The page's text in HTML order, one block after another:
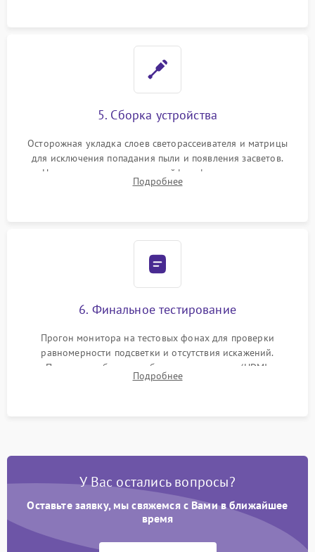
5. Сборка устройства
Осторожная укладка слоев светорассеивателя и матрицы
для исключения попадания пыли и появления засветов.
Надежное подключение шлейфов, фиксация плат и
аккуратное защелкивание пластикового корпуса монитора.
Подробнее
6. Финальное тестирование
Прогон монитора на тестовых фонах для проверки
равномерности подсветки и отсутствия искажений.
Проверка работоспособности всех портов (HDMI,
DisplayPort, VGA) и кнопок управления под нагрузкой в
Подробнее
У Вас остались вопросы?
Оставьте заявку, мы свяжемся с Вами в ближайшее
время